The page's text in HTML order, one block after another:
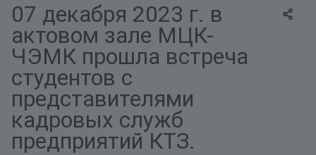
07 декабря 2023 г. в
актовом зале МЦК-
ЧЭМК прошла встреча
студентов с
представителями
кадровых служб
предприятий КТЗ.